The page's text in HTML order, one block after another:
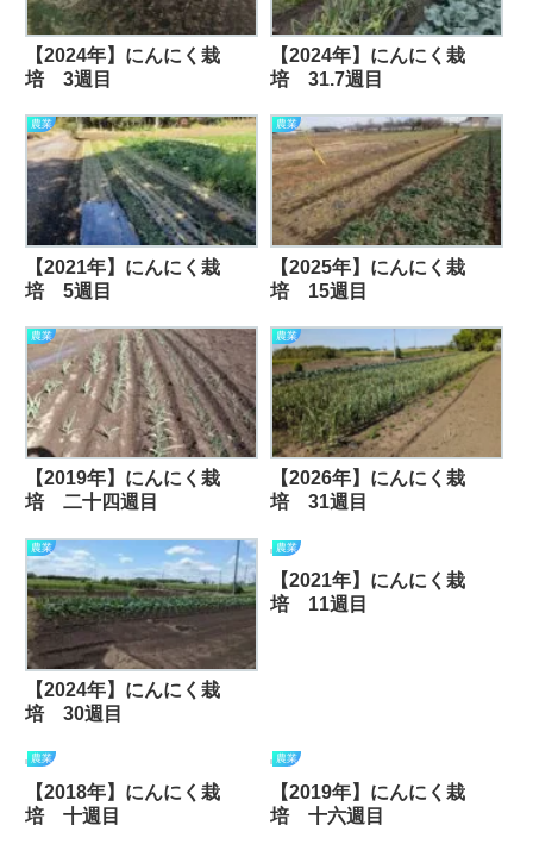
【2024年】にんにく栽
培 3週目
【2024年】にんにく栽
培 31.7週目
農業
【2021年】にんにく栽
培 5週目
農業
【2025年】にんにく栽
培 15週目
農業
【2019年】にんにく栽
培 二十四週目
農業
【2026年】にんにく栽
培 31週目
農業
【2024年】にんにく栽
培 30週目
農業
【2021年】にんにく栽
培 11週目
農業
【2018年】にんにく栽
培 十週目
農業
【2019年】にんにく栽
培 十六週目